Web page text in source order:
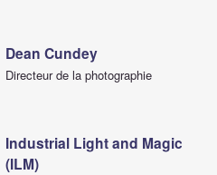
Dean Cundey
Directeur de la photographie
Industrial Light and Magic
(ILM)